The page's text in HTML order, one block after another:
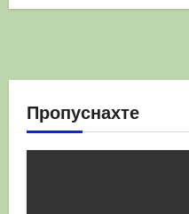
Пропуснахте